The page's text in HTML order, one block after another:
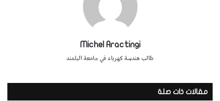
Michel Aractingi
طالب هندسة كهرباء في جامعة البلمند
مقالات ذات صلة